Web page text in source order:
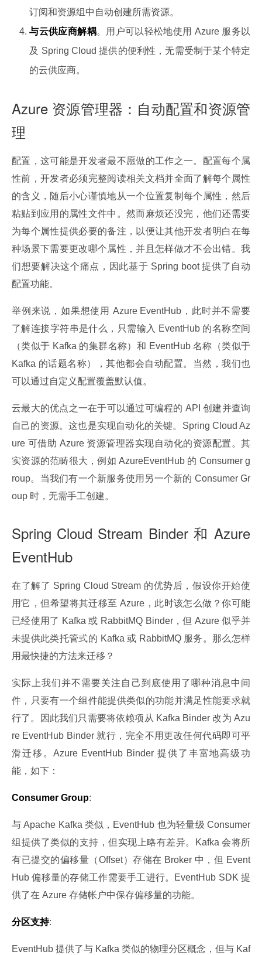
订阅和资源组中自动创建所需资源。
与云供应商解耦。用户可以轻松地使用 Azure 服务以
及 Spring Cloud 提供的便利性，无需受制于某个特定
的云供应商。
Azure 资源管理器：自动配置和资源管
理
配置，这可能是开发者最不愿做的工作之一。配置每个属
性前，开发者必须完整阅读相关文档并全面了解每个属性
的含义，随后小心谨慎地从一个位置复制每个属性，然后
粘贴到应用的属性文件中。然而麻烦还没完，他们还需要
为每个属性提供必要的备注，以便让其他开发者明白在每
种场景下需要更改哪个属性，并且怎样做才不会出错。我
们想要解决这个痛点，因此基于 Spring boot 提供了自动
配置功能。
举例来说，如果想使用 Azure EventHub，此时并不需要
了解连接字符串是什么，只需输入 EventHub 的名称空间
（类似于 Kafka 的集群名称）和 EventHub 名称（类似于
Kafka 的话题名称），其他都会自动配置。当然，我们也
可以通过自定义配置覆盖默认值。
云最大的优点之一在于可以通过可编程的 API 创建并查询
自己的资源。这也是实现自动化的关键。Spring Cloud Az
ure 可借助 Azure 资源管理器实现自动化的资源配置。其
实资源的范畴很大，例如 AzureEventHub 的 Consumer g
roup。当我们有一个新服务使用另一个新的 Consumer Gr
oup 时，无需手工创建。
Spring Cloud Stream Binder 和 Azure
EventHub
在了解了 Spring Cloud Stream 的优势后，假设你开始使
用它，但希望将其迁移至 Azure，此时该怎么做？你可能
已经使用了 Kafka 或 RabbitMQ Binder，但 Azure 似乎并
未提供此类托管式的 Kafka 或 RabbitMQ 服务。那么怎样
用最快捷的方法来迁移？
实际上我们并不需要关注自己到底使用了哪种消息中间
件，只要有一个组件能提供类似的功能并满足性能要求就
行了。因此我们只需要将依赖项从 Kafka Binder 改为 Azu
re EventHub Binder 就行，完全不用更改任何代码即可平
滑迁移。Azure EventHub Binder 提供了丰富地高级功
能，如下：
Consumer Group:
与 Apache Kafka 类似，EventHub 也为轻量级 Consumer
组提供了类似的支持，但实现上略有差异。Kafka 会将所
有已提交的偏移量（Offset）存储在 Broker 中，但 Event
Hub 偏移量的存储工作需要手工进行。EventHub SDK 提
供了在 Azure 存储帐户中保存偏移量的功能。
分区支持:
EventHub 提供了与 Kafka 类似的物理分区概念，但与 Kaf